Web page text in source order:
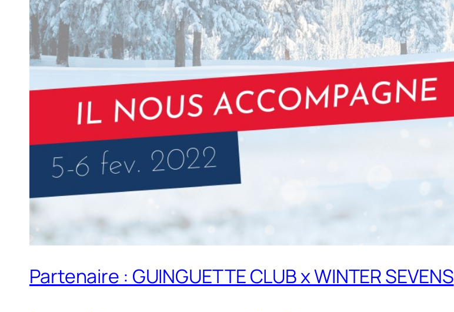
Partenaire : GUINGUETTE CLUB x WINTER SEVENS